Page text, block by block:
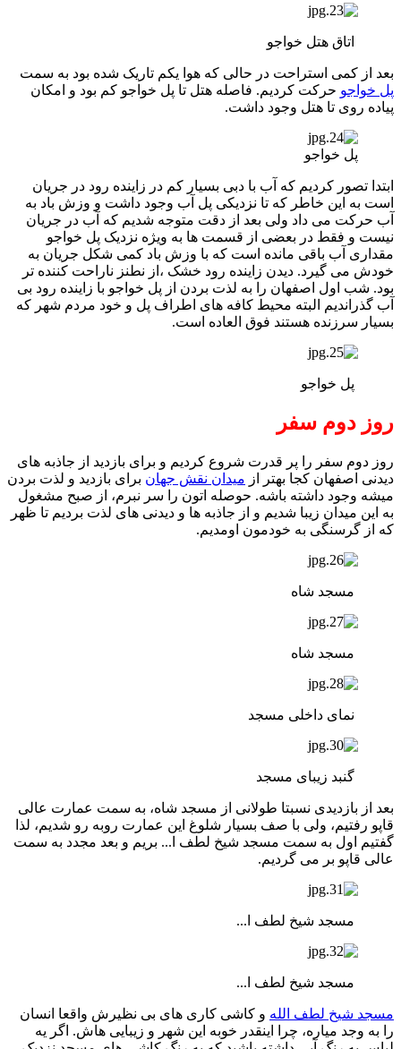
اتاق هتل خواجو
بعد از کمی استراحت در حالی که هوا یکم تاریک شده بود به سمت
پل خواجو حرکت کردیم. فاصله هتل تا پل خواجو کم بود و امکان
پیاده روی تا هتل وجود داشت.
پل خواجو
ابتدا تصور کردیم که آب با دبی بسیار کم در زاینده رود در جریان
است به این خاطر که تا نزدیکی پل آب وجود داشت و وزش باد به
آب حرکت می داد ولی بعد از دقت متوجه شدیم که آب در جریان
نیست و فقط در بعضی از قسمت ها به ویژه نزدیک پل خواجو
مقداری آب باقی مانده است که با وزش باد کمی شکل جریان به
خودش می گیرد. دیدن زاینده رود خشک ،از نطنز ناراحت کننده تر
بود. شب اول اصفهان را به لذت بردن از پل خواجو با زاینده رود بی
آب گذراندیم البته محیط کافه های اطراف پل و خود مردم شهر که
بسیار سرزنده هستند فوق العاده است.
پل خواجو
روز دوم سفر
روز دوم سفر را پر قدرت شروع کردیم و برای بازدید از جاذبه های
دیدنی اصفهان کجا بهتر از میدان نقش جهان برای بازدید و لذت بردن
میشه وجود داشته باشه. حوصله اتون را سر نبرم، از صبح مشغول
به این میدان زیبا شدیم و از جاذبه ها و دیدنی های لذت بردیم تا ظهر
که از گرسنگی به خودمون اومدیم.
مسجد شاه
مسجد شاه
نمای داخلی مسجد
گنبد زیبای مسجد
بعد از بازدیدی نسبتا طولانی از مسجد شاه، به سمت عمارت عالی
قاپو رفتیم، ولی با صف بسیار شلوغ این عمارت روبه رو شدیم، لذا
گفتیم اول به سمت مسجد شیخ لطف ا... بریم و بعد مجدد به سمت
عالی قاپو بر می گردیم.
مسجد شیخ لطف ا...
مسجد شیخ لطف ا...
مسجد شیخ لطف الله و کاشی کاری های بی نظیرش واقعا انسان
را به وجد میاره، چرا اینقدر خوبه این شهر و زیبایی هاش. اگر یه